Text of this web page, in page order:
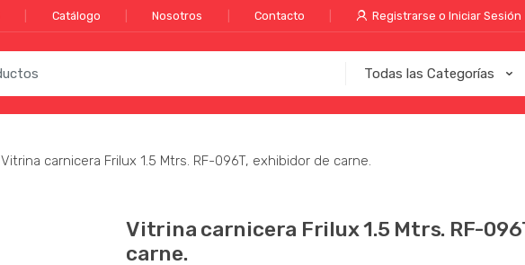
Catálogo Nosotros Contacto Registrarse o Iniciar Sesión
Vitrina carnicera Frilux 1.5 Mtrs. RF-096T, exhibidor de carne.
Vitrina carnicera Frilux 1.5 Mtrs. RF-
carne.